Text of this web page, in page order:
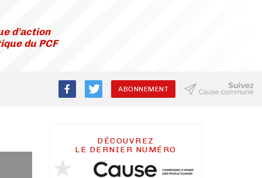
d'action
du PCF
ABONNEMENT
DÉCOUVREZ
LE DERNIER NUMÉRO